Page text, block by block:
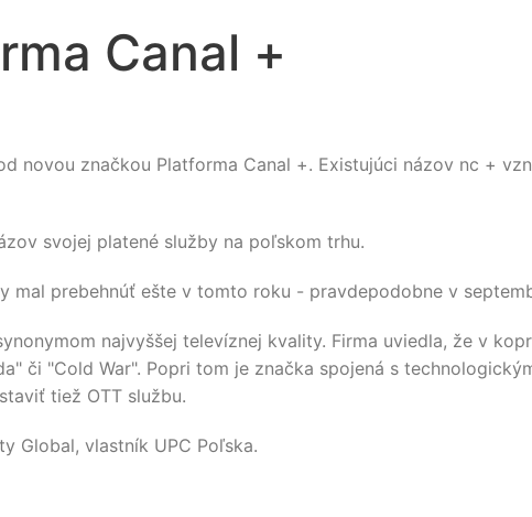
Canal +
novou značkou Platforma Canal +. Existujúci názov nc +
svojej platené služby na poľskom trhu.
mal prebehnúť ešte v tomto roku - pravdepodobne v
najvyššej televíznej kvality. Firma uviedla, že v
či "Cold War". Popri tom je značka spojená s
tiež OTT službu.
Global, vlastník UPC Poľska.